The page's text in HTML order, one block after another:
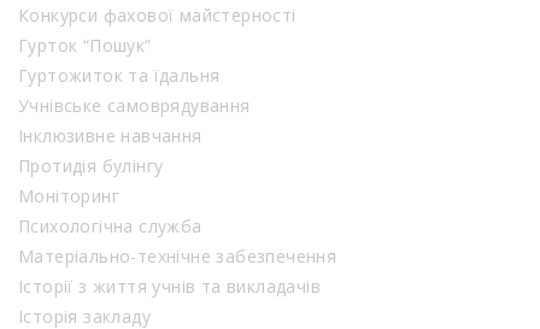
Конкурси фахової майстерності
Гурток “Пошук”
Гуртожиток та їдальня
Учнівське самоврядування
Інклюзивне навчання
Протидія булінгу
Моніторинг
Психологічна служба
Матеріально-технічне забезпечення
Історії з життя учнів та викладачів
Історія закладу